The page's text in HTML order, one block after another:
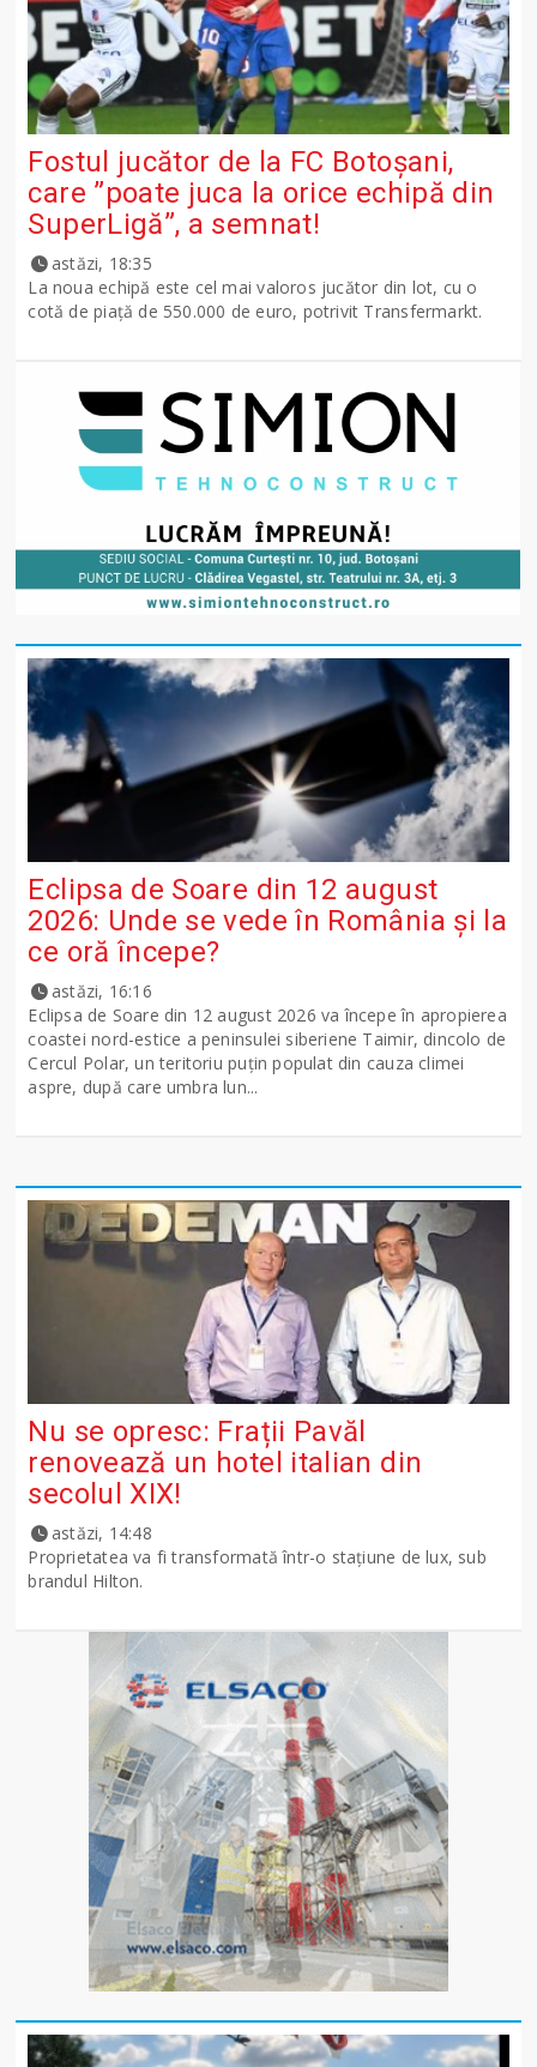
Fostul jucător de la FC Botoșani,
care ”poate juca la orice echipă din
SuperLigă”, a semnat!
astăzi, 18:35
La noua echipă este cel mai valoros jucător din lot, cu o
cotă de piață de 550.000 de euro, potrivit Transfermarkt.
Eclipsa de Soare din 12 august
2026: Unde se vede în România și la
ce oră începe?
astăzi, 16:16
Eclipsa de Soare din 12 august 2026 va începe în apropierea
coastei nord-estice a peninsulei siberiene Taimir, dincolo de
Cercul Polar, un teritoriu puțin populat din cauza climei
aspre, după care umbra lun...
Nu se opresc: Frații Pavăl
renovează un hotel italian din
secolul XIX!
astăzi, 14:48
Proprietatea va fi transformată într-o stațiune de lux, sub
brandul Hilton.